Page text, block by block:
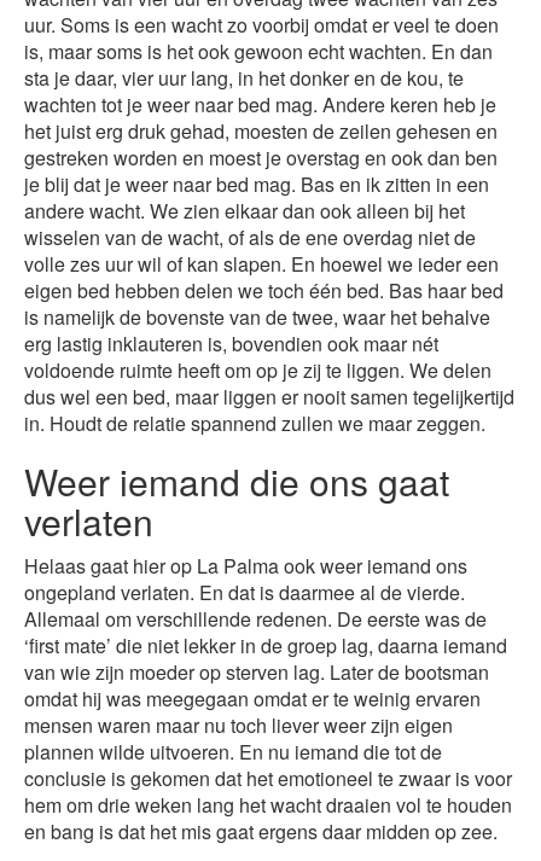
uur. Soms is een wacht zo voorbij omdat er veel te doen
is, maar soms is het ook gewoon echt wachten. En dan
sta je daar, vier uur lang, in het donker en de kou, te
wachten tot je weer naar bed mag. Andere keren heb je
het juist erg druk gehad, moesten de zeilen gehesen en
gestreken worden en moest je overstag en ook dan ben
je blij dat je weer naar bed mag. Bas en ik zitten in een
andere wacht. We zien elkaar dan ook alleen bij het
wisselen van de wacht, of als de ene overdag niet de
volle zes uur wil of kan slapen. En hoewel we ieder een
eigen bed hebben delen we toch één bed. Bas haar bed
is namelijk de bovenste van de twee, waar het behalve
erg lastig inklauteren is, bovendien ook maar nét
voldoende ruimte heeft om op je zij te liggen. We delen
dus wel een bed, maar liggen er nooit samen tegelijkertijd
in. Houdt de relatie spannend zullen we maar zeggen.
Weer iemand die ons gaat
verlaten
Helaas gaat hier op La Palma ook weer iemand ons
ongepland verlaten. En dat is daarmee al de vierde.
Allemaal om verschillende redenen. De eerste was de
‘first mate’ die niet lekker in de groep lag, daarna iemand
van wie zijn moeder op sterven lag. Later de bootsman
omdat hij was meegegaan omdat er te weinig ervaren
mensen waren maar nu toch liever weer zijn eigen
plannen wilde uitvoeren. En nu iemand die tot de
conclusie is gekomen dat het emotioneel te zwaar is voor
hem om drie weken lang het wacht draaien vol te houden
en bang is dat het mis gaat ergens daar midden op zee.